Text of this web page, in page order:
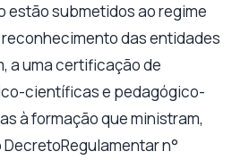
estão submetidos ao regime
das entidades
a uma certificação de
científicas e pedagógico-
à formação que ministram,
n°